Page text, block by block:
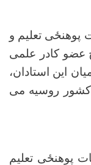
1387 در چوکات پوهنځی تعلیم و
عضو کادر علمی
این استادان،
روسیه می
سال 1387 در چوکات پوهنځی تعلیم